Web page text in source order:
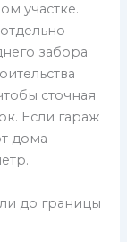
участке.
забора
сточная
Если гараж
дома
до границы